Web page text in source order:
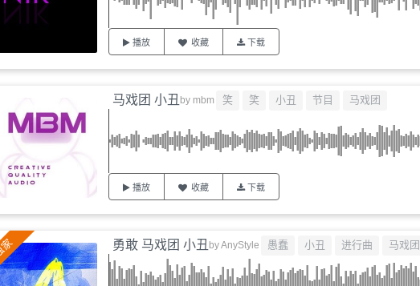
播放 收藏 下载
马戏团 小丑 by mbm 笑 笑 小丑 节目 马戏团
播放 收藏 下载
勇敢 马戏团 小丑 byAnyStyle 愚蠢 小丑 进行曲 马戏团